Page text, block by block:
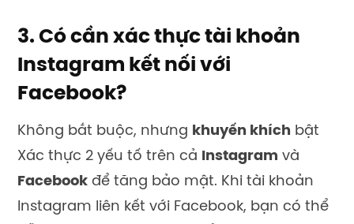
3. Có cần xác thực tài khoản
Instagram kết nối với
Facebook?
Không bắt buộc, nhưng khuyến khích bật
Xác thực 2 yếu tố trên cả Instagram và
Facebook để tăng bảo mật. Khi tài khoản
Instagram liên kết với Facebook, bạn có thể